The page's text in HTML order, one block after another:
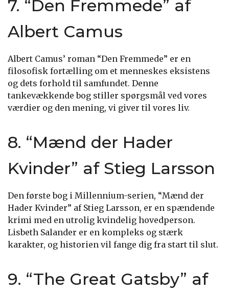
7. “Den Fremmede” af
Albert Camus
Albert Camus’ roman “Den Fremmede” er en
filosofisk fortælling om et menneskes eksistens
og dets forhold til samfundet. Denne
tankevækkende bog stiller spørgsmål ved vores
værdier og den mening, vi giver til vores liv.
8. “Mænd der Hader
Kvinder” af Stieg Larsson
Den første bog i Millennium-serien, “Mænd der
Hader Kvinder” af Stieg Larsson, er en spændende
krimi med en utrolig kvindelig hovedperson.
Lisbeth Salander er en kompleks og stærk
karakter, og historien vil fange dig fra start til slut.
9. “The Great Gatsby” af